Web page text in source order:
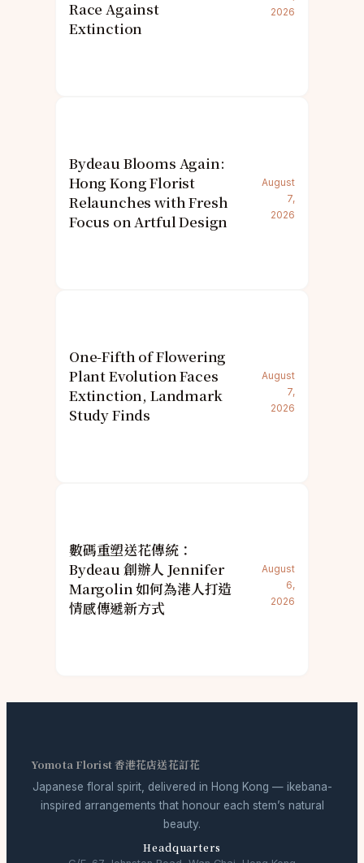
Race Against
Extinction
2026
Bydeau Blooms Again:
Hong Kong Florist
Relaunches with Fresh
Focus on Artful Design
August
7,
2026
One-Fifth of Flowering
Plant Evolution Faces
Extinction, Landmark
Study Finds
August
7,
2026
數碼重塑送花傳統：
Bydeau 創辦人 Jennifer
Margolin 如何為港人打造
情感傳遞新方式
August
6,
2026
Yomota Florist 香港花店送花訂花
Japanese floral spirit, delivered in Hong Kong — ikebana-
inspired arrangements that honour each stem’s natural
beauty.
Headquarters